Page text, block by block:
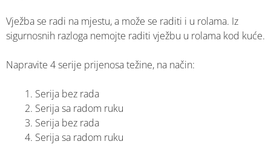
Vježba se radi na mjestu, a može se raditi i u rolama. Iz
sigurnosnih razloga nemojte raditi vježbu u rolama kod kuće.
Napravite 4 serije prijenosa težine, na način:
Serija bez rada
Serija sa radom ruku
Serija bez rada
Serija sa radom ruku